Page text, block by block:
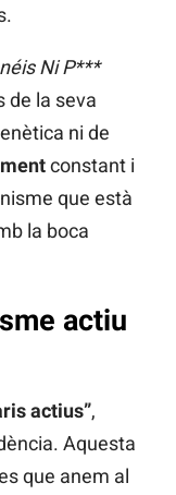
Ni P***
de la seva
ni de
constant i
que està
la boca
actiu
actius”,
Aquesta
que anem al